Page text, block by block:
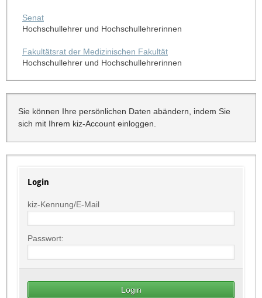
Senat
Hochschullehrer und Hochschullehrerinnen
Fakultätsrat der Medizinischen Fakultät
Hochschullehrer und Hochschullehrerinnen
Sie können Ihre persönlichen Daten abändern, indem Sie
sich mit Ihrem kiz-Account einloggen.
Login
kiz-Kennung/E-Mail
Passwort: